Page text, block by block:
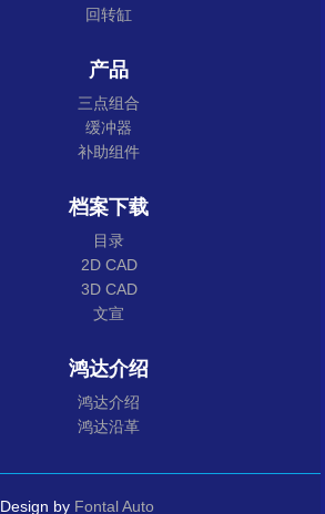
回转缸
产品
三点组合
缓冲器
补助组件
档案下载
目录
2D CAD
3D CAD
文宣
鸿达介绍
鸿达介绍
鸿达沿革
Design by Fontal Auto